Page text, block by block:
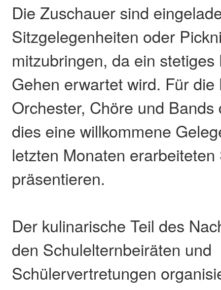
Die Zuschauer sind
Sitzgelegenheiten oder
mitzubringen, da ein
Gehen erwartet wird. Für
Orchester, Chöre und
dies eine willkommene
letzten Monaten erarbeiteten
präsentieren.
Der kulinarische Teil des
den Schulelternbeiräten und
Schülervertretungen